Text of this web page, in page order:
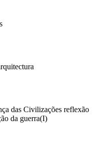
das Civilizações reflexão
da guerra(I)